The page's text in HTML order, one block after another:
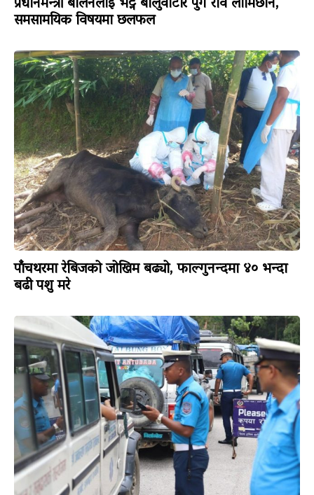
समसामयिक विषयमा छलफल
पाँचथरमा रेबिजको जोखिम बढ्यो, फाल्गुनन्दमा ४० भन्दा
बढी पशु मरे